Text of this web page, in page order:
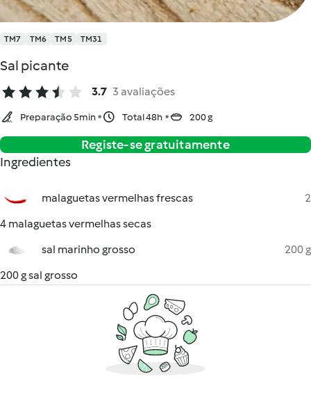
TM7 TM6 TM5 TM31
Sal picante
3.7 3 avaliações
Preparação 5min Total 48h 200 g
Registe-se gratuitamente
Ingredientes
malaguetas vermelhas frescas
2
4 malaguetas vermelhas secas
sal marinho grosso
200 g
200 g sal grosso